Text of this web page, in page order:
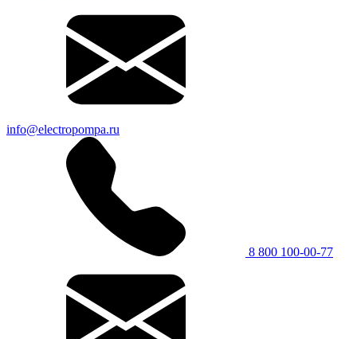
info@electropompa.ru
8 800 100-00-77